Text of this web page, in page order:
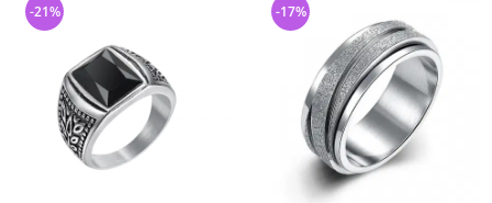
-21% -17%